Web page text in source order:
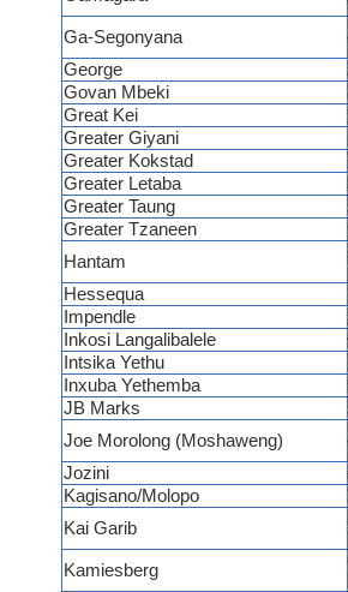
Ga-Segonyana
George
Govan Mbeki
Great Kei
Greater Giyani
Greater Kokstad
Greater Letaba
Greater Taung
Greater Tzaneen
Hantam
Hessequa
Impendle
Inkosi Langalibalele
Intsika Yethu
Inxuba Yethemba
JB Marks
Joe Morolong (Moshaweng)
Jozini
Kagisano/Molopo
Kai Garib
Kamiesberg